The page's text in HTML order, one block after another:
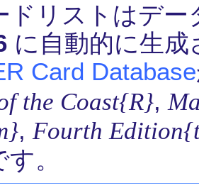
ドリストはデ
に自動的に生成
Card Database
the Coast{R},
, Fourth
。